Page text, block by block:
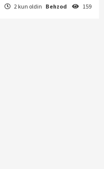
2 kun oldin Behzod 159